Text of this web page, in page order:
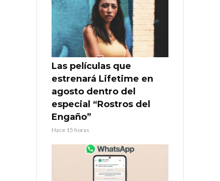
Las películas que
estrenará Lifetime en
agosto dentro del
especial “Rostros del
Engaño”
Hace 15 horas